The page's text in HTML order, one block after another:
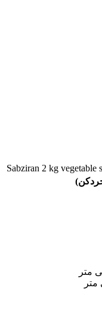
Sabziran 2 kg vegetable